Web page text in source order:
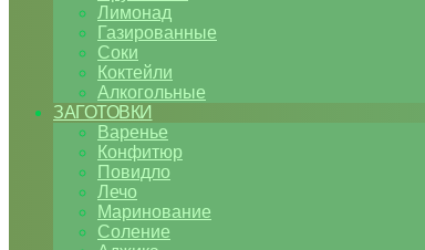
Лимонад
Газированные
Соки
Коктейли
Алкогольные
ЗАГОТОВКИ
Варенье
Конфитюр
Повидло
Лечо
Маринование
Соление